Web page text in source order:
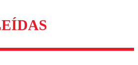
son moderados para garantizar un
respetuoso.